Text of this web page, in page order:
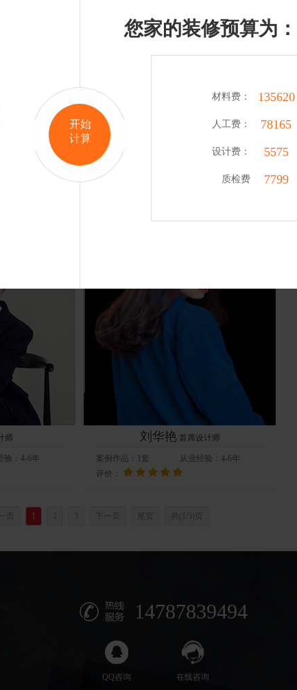
师
验： 4-6年
刘华艳 首席设计师
案例作品： 套 从业经验：4-6年
评价：
1 2
14787839494
QQ咨询 在线咨询
开始
计算
您家的装修预算为：
材料费： 147893
人工费： 96201
设计费： 4255
质检费 6373